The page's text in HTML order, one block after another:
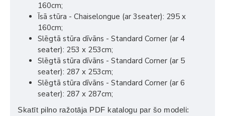
160cm;
Īsā stūra - Chaiselongue (ar 3seater): 295 x
160cm;
Slēgtā stūra dīvāns - Standard Corner (ar 4
seater): 253 x 253cm;
Slēgtā stūra dīvāns - Standard Corner (ar 5
seater): 287 x 253cm;
Slēgtā stūra dīvāns - Standard Corner (ar 6
seater): 287 x 287cm;
Skatīt pilno ražotāja PDF katalogu par šo modeli: